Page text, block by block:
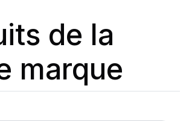
de la
marque